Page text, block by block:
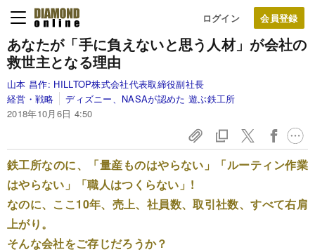
ログイン
あなたが「手に負えないと思う人材」が会社の
救世主となる理由
山本 昌作: HILLTOP株式会社代表取締役副社長
経営・戦略
ディズニー、NASAが認めた 遊ぶ鉄工所
2018年10月6日 4:50
鉄工所なのに、「量産ものはやらない」「ルーティン作業
はやらない」「職人はつくらない」!
なのに、ここ10年、売上、社員数、取引社数、すべて右肩
上がり。
そんな会社をご存じだろうか？